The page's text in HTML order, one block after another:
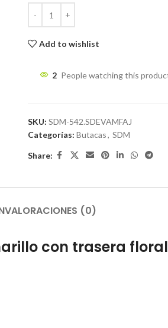
Add to wishlist
2 People watching this
SKU: SDM-542.SDEVAMFAJ
Categorías: Butacas, SDM
Share:
VALORACIONES (0)
con trasera